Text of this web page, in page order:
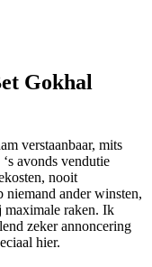
Gokhal
verstaanbaar, mits
avonds vendutie
nooit
niemand ander winsten,
raken. Ik
zeker annoncering
hier.